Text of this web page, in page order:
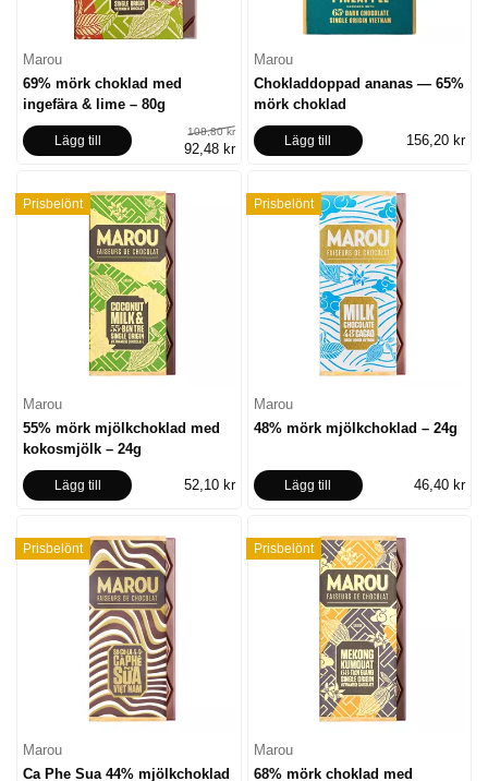
Marou
69% mörk choklad med
ingefära & lime – 80g
Lägg till
108,80 kr
92,48 kr
Marou
Chokladdoppad ananas — 65%
mörk choklad
Lägg till 156,20 kr
Prisbelönt
Marou
55% mörk mjölkchoklad med
kokosmjölk – 24g
Lägg till 52,10 kr
Prisbelönt
Marou
48% mörk mjölkchoklad – 24g
Lägg till 46,40 kr
Prisbelönt
Marou
Ca Phe Sua 44% mjölkchoklad
Prisbelönt
Marou
68% mörk choklad med